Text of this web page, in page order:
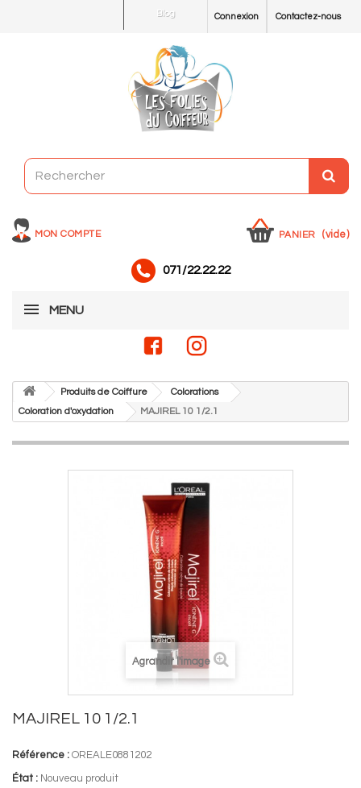
Contactez-nous
Connexion
Blog
MON COMPTE PANIER (vide)
071/22.22.22
MENU
Produits de Coiffure
Colorations
Coloration d'oxydation
MAJIREL 10 1/2.1
Agrandir l'image
MAJIREL 10 1/2.1
Référence : OREALE0881202
État : Nouveau produit